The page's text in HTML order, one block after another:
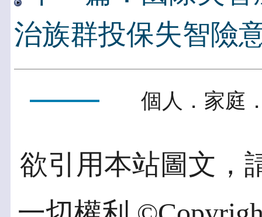
治族群投保失智險
個人．家庭
欲引用本站圖文，